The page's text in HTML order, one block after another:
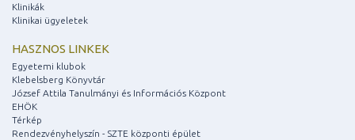
Klinikák
Klinikai ügyeletek
HASZNOS LINKEK
Egyetemi klubok
Klebelsberg Könyvtár
József Attila Tanulmányi és Információs Központ
EHÖK
Térkép
Rendezvényhelyszín - SZTE központi épület